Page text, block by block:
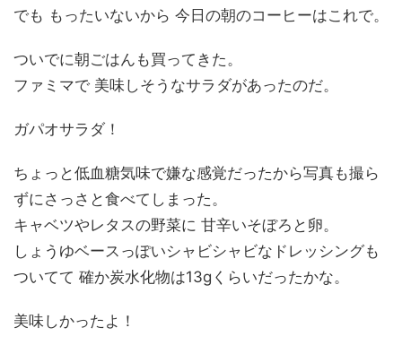
でも もったいないから 今日の朝のコーヒーはこれで。
ついでに朝ごはんも買ってきた。
ファミマで 美味しそうなサラダがあったのだ。
ガパオサラダ！
ちょっと低血糖気味で嫌な感覚だったから写真も撮ら
ずにさっさと食べてしまった。
キャベツやレタスの野菜に 甘辛いそぼろと卵。
しょうゆベースっぽいシャビシャビなドレッシングも
ついてて 確か炭水化物は13gくらいだったかな。
美味しかったよ！